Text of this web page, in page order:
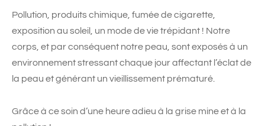
Pollution, produits chimique, fumée de cigarette,
exposition au soleil, un mode de vie trépidant ! Notre
corps, et par conséquent notre peau, sont exposés à un
environnement stressant chaque jour affectant l’éclat de
la peau et générant un vieillissement prématuré.
Grâce à ce soin d’une heure adieu à la grise mine et à la